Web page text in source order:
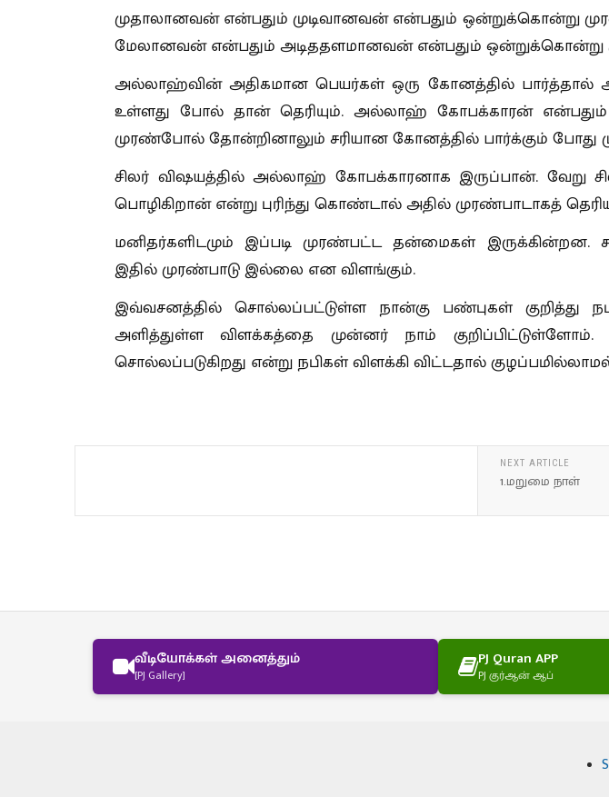
முதாலானவன் என்பதும் முடிவானவன் என்பதும் ஒன்றுக்கொன்று
மேலானவன் என்பதும் அடிததளமானவன் என்பதும்
அல்லாஹ்வின் அதிகமான பெயர்கள் ஒரு கோனத்தில் பார்த்தால்
உள்ளது போல் தான் தெரியும். அல்லாஹ் கோபக்காரன்
முரண்போல் தோன்றினாலும் சரியான கோனத்தில் பார்க்கும் போது
சிலர் விஷயத்தில் அல்லாஹ் கோபக்காரனாக இருப்பான். வேறு
பொழிகிறான் என்று புரிந்து கொண்டால் அதில் முரண்பாடாகத்
மனிதர்களிடமும் இப்படி முரண்பட்ட தன்மைகள் இருக்கின்றன.
இதில் முரண்பாடு இல்லை என விளங்கும்.
இவ்வசனத்தில் சொல்லப்பட்டுள்ள நான்கு பண்புகள் குறித்து
அளித்துள்ள விளக்கத்தை முன்னர் நாம்
சொல்லப்படுகிறது என்று நபிகள் விளக்கி விட்டதால்
NEXT ARTICLE
1.மறுமை நாள்
வீடியோக்கள் அனைத்தும்
[PJ Gallery]
PJ Quran APP
PJ குர்ஆன் ஆப்